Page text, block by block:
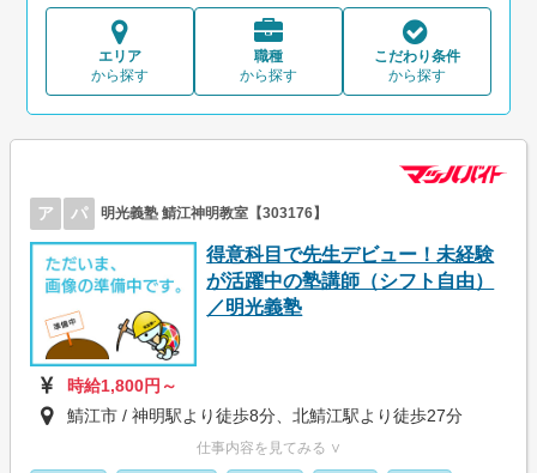
エリア
から探す
職種
から探す
こだわり条件
から探す
ア パ 明光義塾 鯖江神明教室【303176】
得意科目で先生デビュー！未経験
が活躍中の塾講師（シフト自由）
／明光義塾
時給1,800円～
鯖江市 / 神明駅より徒歩8分、北鯖江駅より徒歩27分
仕事内容を見てみる ∨